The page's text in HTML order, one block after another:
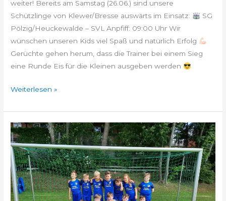
weiter! Bereits am Samstag (26.06.) sind unsere
Schützlinge von Klewer/Bresse auswärts im Einsatz:
SG
Pölzig/Heuckewalde – SVL Anpfiff: 09:00 Uhr Wir
wünschen unseren Kids viel Spaß und natürlich Erfolg
Gerüchte gehen herum, dass die Trainer bei einem Sieg
eine Runde Eis für die Kleinen ausgeben werden
Weiterlesen »
E-
Junioren:
SG
Gera/Wismut
–
SVL